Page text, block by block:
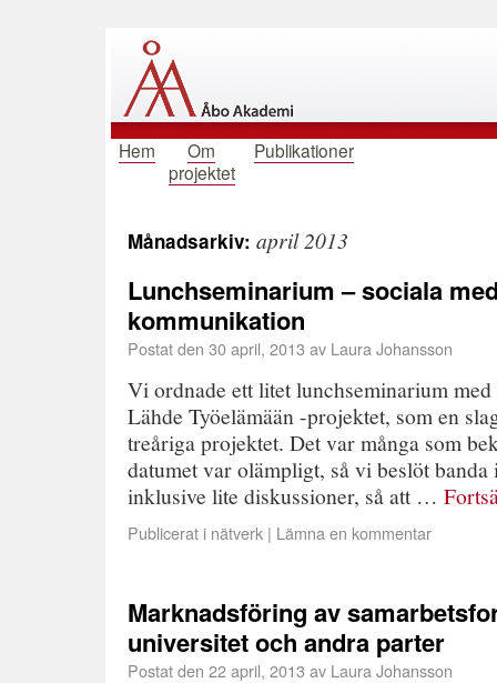
Hem
Om
projektet
Publikationer
Månadsarkiv: april 2013
Lunchseminarium – sociala
kommunikation
Postat den 30 april, 2013 av Laura Johansson
Vi ordnade ett litet lunchseminarium
Lähde Työelämään -projektet, som en
treåriga projektet. Det var många som
datumet var olämpligt, så vi beslöt
inklusive lite diskussioner, så att …
Publicerat i nätverk | Lämna en kommentar
Marknadsföring av
universitet och andra parter
Postat den 22 april, 2013 av Laura Johansson